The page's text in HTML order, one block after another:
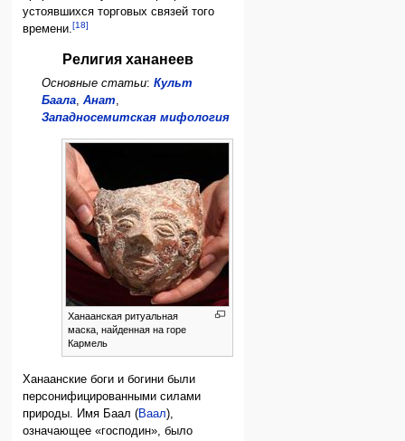
устоявшихся торговых связей того
времени.[18]
Религия хананеев
Основные статьи: Культ
Баала, Анат,
Западносемитская мифология
Ханаанская ритуальная
маска, найденная на горе
Кармель
Ханаанские боги и богини были
персонифицированными силами
природы. Имя Баал (Ваал),
означающее «господин», было